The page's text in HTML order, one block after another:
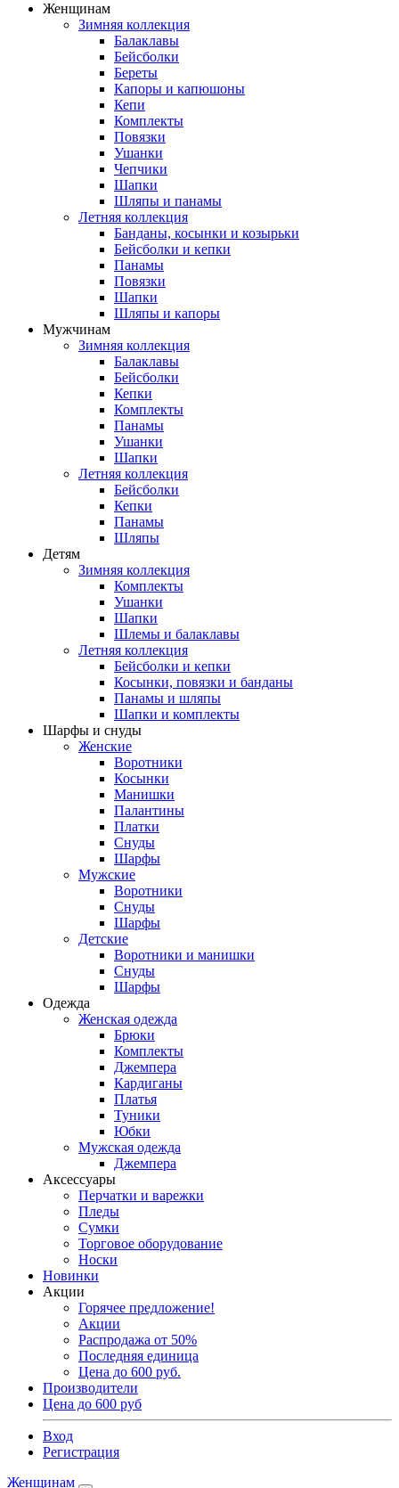
Женщинам
Зимняя коллекция
Балаклавы
Бейсболки
Береты
Капоры и капюшоны
Кепи
Комплекты
Повязки
Ушанки
Чепчики
Шапки
Шляпы и панамы
Летняя коллекция
Банданы, косынки и козырьки
Бейсболки и кепки
Панамы
Повязки
Шапки
Шляпы и капоры
Мужчинам
Зимняя коллекция
Балаклавы
Бейсболки
Кепки
Комплекты
Панамы
Ушанки
Шапки
Летняя коллекция
Бейсболки
Кепки
Панамы
Шляпы
Детям
Зимняя коллекция
Комплекты
Ушанки
Шапки
Шлемы и балаклавы
Летняя коллекция
Бейсболки и кепки
Косынки, повязки и банданы
Панамы и шляпы
Шапки и комплекты
Шарфы и снуды
Женские
Воротники
Косынки
Манишки
Палантины
Платки
Снуды
Шарфы
Мужские
Воротники
Снуды
Шарфы
Детские
Воротники и манишки
Снуды
Шарфы
Одежда
Женская одежда
Брюки
Комплекты
Джемпера
Кардиганы
Платья
Туники
Юбки
Мужская одежда
Джемпера
Аксессуары
Перчатки и варежки
Пледы
Сумки
Торговое оборудование
Носки
Новинки
Акции
Горячее предложение!
Акции
Распродажа от 50%
Последняя единица
Цена до 600 руб.
Производители
Цена до 600 руб
Вход
Регистрация
Женщинам